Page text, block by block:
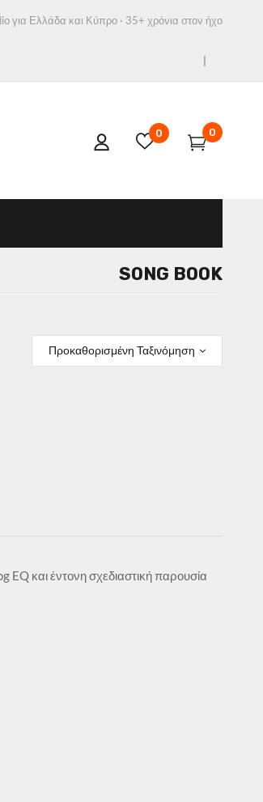
για Ελλάδα και Κύπρο · 35+ χρόνια στον ήχο
0 0
SONG BOOK
Προκαθορισμένη Ταξινόμηση
και έντονη σχεδιαστική παρουσία